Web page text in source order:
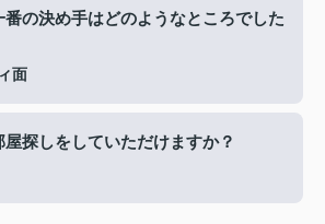
の決め手はどのようなところでした
面
屋探しをしていただけますか？